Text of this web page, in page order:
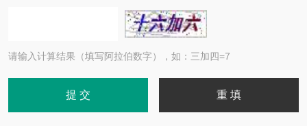
请输入计算结果（填写阿拉伯数字），如：三加四=7